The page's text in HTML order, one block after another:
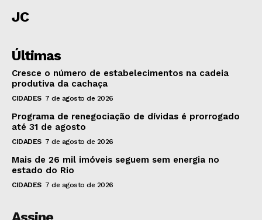
JC
Últimas
Cresce o número de estabelecimentos na cadeia
produtiva da cachaça
CIDADES 7 de agosto de 2026
Programa de renegociação de dívidas é prorrogado
até 31 de agosto
CIDADES 7 de agosto de 2026
Mais de 26 mil imóveis seguem sem energia no
estado do Rio
CIDADES 7 de agosto de 2026